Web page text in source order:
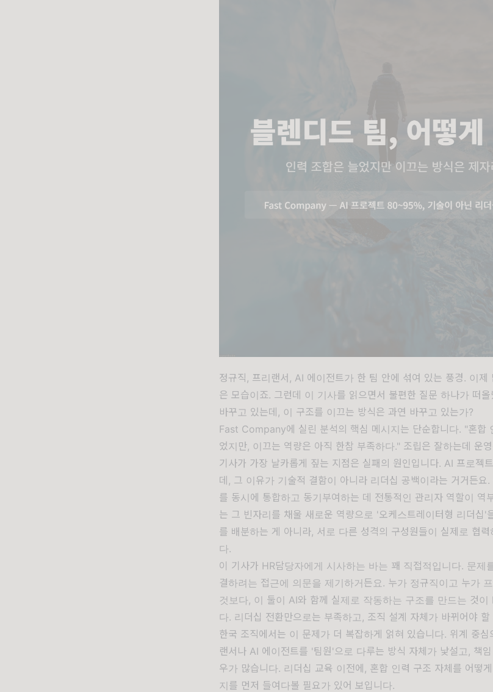
정규직, 프리랜서, AI 에이전트가 한 팀 안에 섞여 있는 풍경. 이제
은 모습이죠. 그런데 이 기사를 읽으면서 불편한 질문 하나가 떠
바꾸고 있는데, 이 구조를 이끄는 방식은 과연 바꾸고 있는가?
Fast Company에 실린 분석의 핵심 메시지는 단순합니다. "혼합
었지만, 이끄는 역량은 아직 한참 부족하다." 조립은 잘하는데 운
기사가 가장 날카롭게 짚는 지점은 실패의 원인입니다. AI 프로젝
데, 그 이유가 기술적 결함이 아니라 리더십 공백이라는 거거든요
를 동시에 통합하고 동기부여하는 데 전통적인 관리자 역할이 역
는 그 빈자리를 채울 새로운 역량으로 '오케스트레이터형 리더십'
를 배분하는 게 아니라, 서로 다른 성격의 구성원들이 실제로 협
다.
이 기사가 HR담당자에게 시사하는 바는 꽤 직접적입니다. 문제
결하려는 접근에 의문을 제기하거든요. 누가 정규직이고 누가
것보다, 이 둘이 AI와 함께 실제로 작동하는 구조를 만드는 것이
다. 리더십 전환만으로는 부족하고, 조직 설계 자체가 바뀌어야
한국 조직에서는 이 문제가 더 복잡하게 얽혀 있습니다. 위계 중
랜서나 AI 에이전트를 '팀원'으로 다루는 방식 자체가 낯설고, 책
우가 많습니다. 리더십 교육 이전에, 혼합 인력 구조 자체를 어떻
지를 먼저 들여다볼 필요가 있어 보입니다.